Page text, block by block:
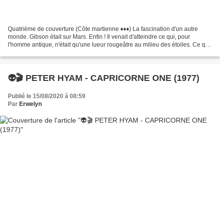
Quatrième de couverture (Côte martienne ♦♦♦) La fascination d'un autre
monde. Gibson était sur Mars. Enfin ! Il venait d'atteindre ce qui, pour
l'homme antique, n'était qu'une lueur rougeâtre au milieu des étoiles. Ce qui,
👽🎬 PETER HYAM - CAPRICORNE ONE (1977)
Publié le 15/08/2020 à 08:59
Par Erwelyn